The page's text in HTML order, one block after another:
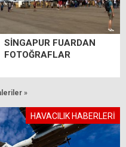
SİNGAPUR FUARDAN
FOTOĞRAFLAR
»
HAVACILIK HABERLERİ